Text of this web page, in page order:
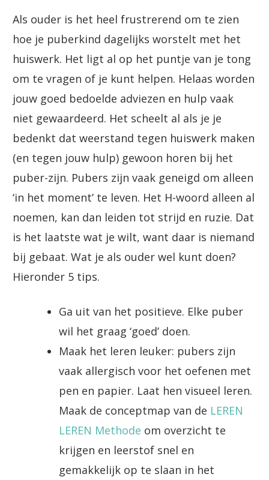
Als ouder is het heel frustrerend om te zien
hoe je puberkind dagelijks worstelt met het
huiswerk. Het ligt al op het puntje van je tong
om te vragen of je kunt helpen. Helaas worden
jouw goed bedoelde adviezen en hulp vaak
niet gewaardeerd. Het scheelt al als je je
bedenkt dat weerstand tegen huiswerk maken
(en tegen jouw hulp) gewoon horen bij het
puber-zijn. Pubers zijn vaak geneigd om alleen
‘in het moment’ te leven. Het H-woord alleen al
noemen, kan dan leiden tot strijd en ruzie. Dat
is het laatste wat je wilt, want daar is niemand
bij gebaat. Wat je als ouder wel kunt doen?
Hieronder 5 tips.
Ga uit van het positieve. Elke puber
wil het graag ‘goed’ doen.
Maak het leren leuker: pubers zijn
vaak allergisch voor het oefenen met
pen en papier. Laat hen visueel leren.
Maak de conceptmap van de LEREN
LEREN Methode om overzicht te
krijgen en leerstof snel en
gemakkelijk op te slaan in het